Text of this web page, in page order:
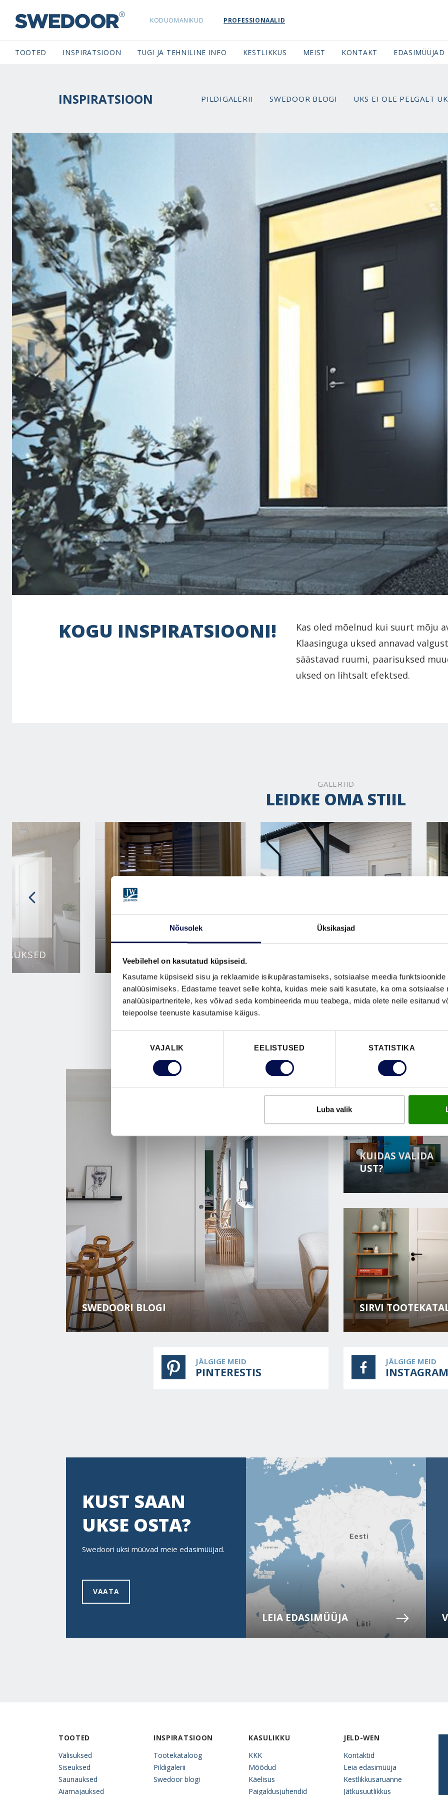
Nõusolek Üksikasjad
Veebilehel on kasutatud küpsiseid.
Kasutame küpsiseid sisu ja reklaamide isikupärastamiseks, sotsiaalse meedia
analüüsimiseks. Edastame teavet selle kohta, kuidas meie saiti kasutate, ka oma sotsiaalse
analüüsipartneritele, kes võivad seda kombineerida muu teabega, mida olete neile esitanud
teiepoolse teenuste kasutamise käigus.
VAJALIK EELISTUSED STATISTIKA
Luba valik
SWEDOORESTONIA NAVIGATION
KODUOMANIKUD PROFESSIONAALID
TOOTED INSPIRATSIOON TUGI JA TEHNILINE INFO KESTLIKKUS MEIST KONTAKT EDASIMÜÜJAD
INSPIRATSIOON PILDIGALERII SWEDOOR BLOGI UKS EI OLE PELGALT
KOGU INSPIRATSIOONI!
Kas oled mõelnud kui suurt mõju
Klaasinguga uksed annavad
säästavad ruumi, paarisuksed
uksed on lihtsalt efektsed.
GALERIID
LEIDKE OMA STIIL
KUVA KÕIKI GALERIISID
SWEDOORI BLOGI
KUIDAS VALIDA
UST?
SIRVI
JÄLGIGE MEID
PINTERESTIS
JÄLGIGE MEID
KUST SAAN
UKSE OSTA?
Swedoori uksi müüvad meie edasimüüjad.
VAATA
LEIA EDASIMÜÜJA
TOOTED
Välisuksed
Siseuksed
Saunauksed
Aiamajauksed
INSPIRATSIOON
Tootekataloog
Pildigalerii
Swedoor blogi
KASULIKKU
KKK
Mõõdud
Käelisus
Paigaldusjuhendid
JELD-WEN
Kontaktid
Leia edasimüüja
Kestlikkusaruanne
Jätkusuutlikkus